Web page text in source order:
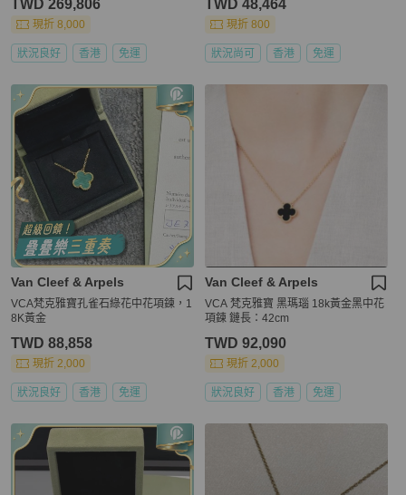
TWD 269,806
現折 8,000
狀況良好 香港 免運
TWD 48,464
現折 800
狀況尚可 香港 免運
Van Cleef & Arpels
VCA梵克雅寶孔雀石綠花中花項鍊，1
8K黃金
TWD 88,858
現折 2,000
狀況良好 香港 免運
Van Cleef & Arpels
VCA 梵克雅寶 黑瑪瑙 18k黃金黑中花
項鍊 鏈長：42cm
TWD 92,090
現折 2,000
狀況良好 香港 免運